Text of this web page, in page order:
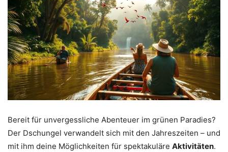
Bereit für unvergessliche Abenteuer im grünen Paradies?
Der Dschungel verwandelt sich mit den Jahreszeiten – und
mit ihm deine Möglichkeiten für spektakuläre Aktivitäten.